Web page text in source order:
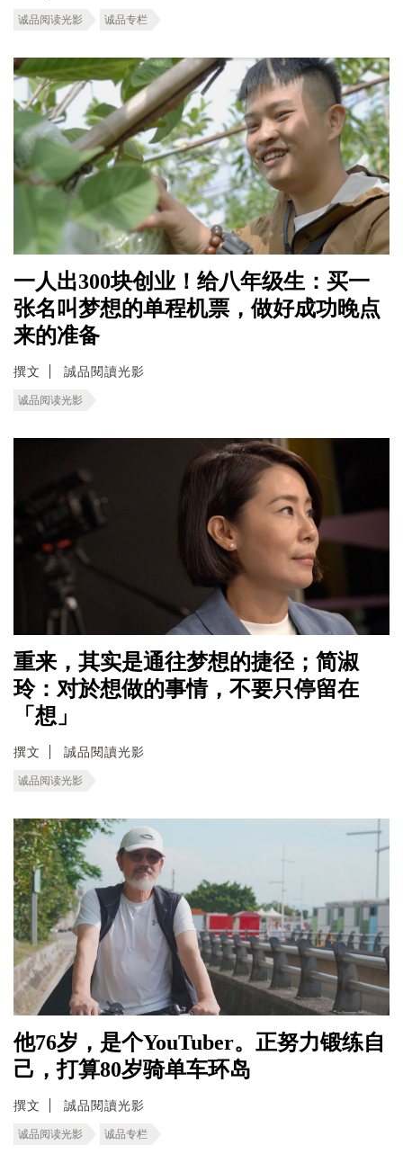
诚品阅读光影 诚品专栏
一人出300块创业！给八年级生：买一
张名叫梦想的单程机票，做好成功晚点
来的准备
撰文 誠品閱讀光影
诚品阅读光影
重来，其实是通往梦想的捷径；简淑
玲：对於想做的事情，不要只停留在
「想」
撰文 誠品閱讀光影
诚品阅读光影
他76岁，是个YouTuber。正努力锻练自
己，打算80岁骑单车环岛
撰文 誠品閱讀光影
诚品阅读光影 诚品专栏